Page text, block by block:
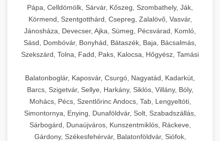
Pápa, Celldömölk, Sárvár, Kőszeg, Szombathely, Ják,
Körmend, Szentgotthárd, Csepreg, Zalalövő, Vasvár,
Jánosháza, Devecser, Ajka, Sümeg, Pécsvárad, Komló,
Sásd, Dombóvár, Bonyhád, Bátaszék, Baja, Bácsalmás,
Szekszárd, Tolna, Fadd, Paks, Kalocsa, Hőgyész, Tamási
Balatonboglár, Kaposvár, Csurgó, Nagyatád, Kadarkút,
Barcs, Szigetvár, Sellye, Harkány, Siklós, Villány, Bóly,
Mohács, Pécs, Szentlőrinc Andocs, Tab, Lengyeltóti,
Simontornya, Enying, Dunaföldvár, Solt, Szabadszállás,
Sárbogárd, Dunaújváros, Kunszentmiklós, Ráckeve,
Gárdony, Székesfehérvár, Balatonföldvár, Siófok,